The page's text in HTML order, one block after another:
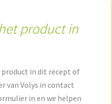
product in
product in dit recept of
van Volys in contact
in en we helpen